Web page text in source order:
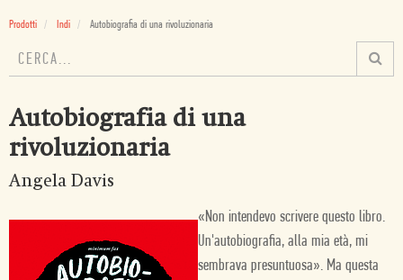
Prodotti Indi Autobiografia di una rivoluzionaria
Autobiografia di una
rivoluzionaria
Angela Davis
«Non intendevo scrivere questo libro.
Un'autobiografia, alla mia età, mi
sembrava presuntuosa». Ma questa